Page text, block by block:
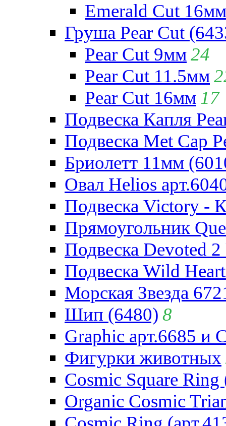
Emerald Cut 16мм
Груша Pear Cut
Pear Cut 9мм24
Pear Cut 11.5мм
Pear Cut 16мм 17
Подвеска Капля
Подвеска Met Cap
Бриолетт 11мм
Овал Helios
Подвеска Victory -
Прямоугольник
Подвеска Devoted
Подвеска Wild
Морская Звезда
Шип (6480) 8
Graphic арт.6685 и
Фигурки животных
Cosmic Square Ring
Organic Cosmic